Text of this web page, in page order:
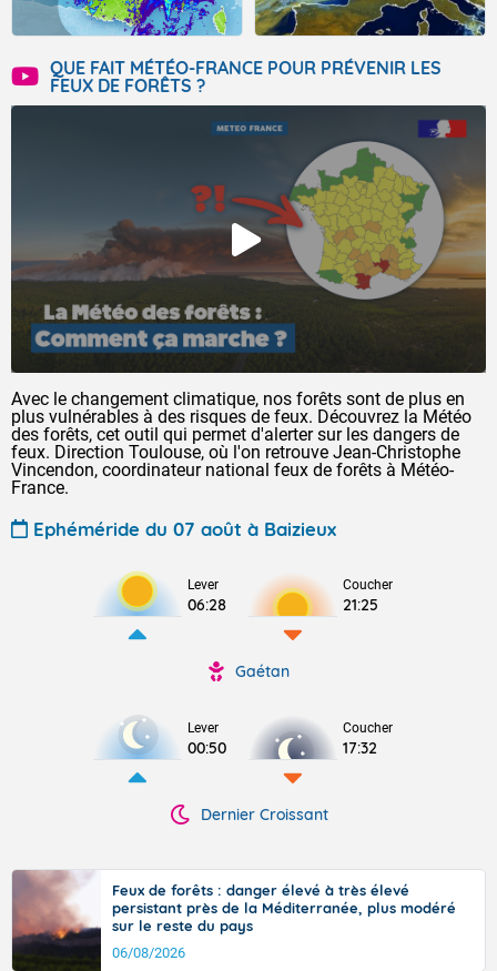
QUE FAIT MÉTÉO-FRANCE POUR PRÉVENIR LES
FEUX DE FORÊTS ?
Avec le changement climatique, nos forêts sont de plus en
plus vulnérables à des risques de feux. Découvrez la Météo
des forêts, cet outil qui permet d'alerter sur les dangers de
feux. Direction Toulouse, où l'on retrouve Jean-Christophe
Vincendon, coordinateur national feux de forêts à Météo-
France.
Ephéméride du 07 août à Baizieux
Lever
06:28
Coucher
21:25
Gaétan
Lever
00:50
Coucher
17:32
Dernier Croissant
Feux de forêts : danger élevé à très élevé
persistant près de la Méditerranée, plus modéré
sur le reste du pays
06/08/2026